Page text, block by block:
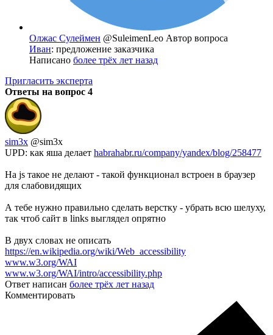
Олжас Сулеймен @SuleimenLeo Автор вопроса
Иван: предложение заказчика
Написано более трёх лет назад
Пригласить эксперта
Ответы на вопрос 4
sim3x @sim3x
UPD: как яша делает habrahabr.ru/company/yandex/blog/258477
На js такое не делают - такой функционал встроен в браузер
для слабовидящих
А тебе нужно правильно сделать верстку - убрать всю шелуху,
так чтоб сайт в links выглядел опрятно
В двух словах не описать
https://en.wikipedia.org/wiki/Web_accessibility
www.w3.org/WAI
www.w3.org/WAI/intro/accessibility.php
Ответ написан более трёх лет назад
Комментировать